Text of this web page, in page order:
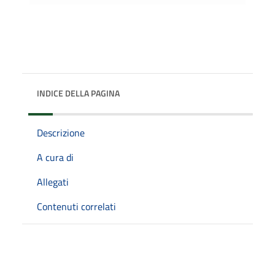
INDICE DELLA PAGINA
Descrizione
A cura di
Allegati
Contenuti correlati